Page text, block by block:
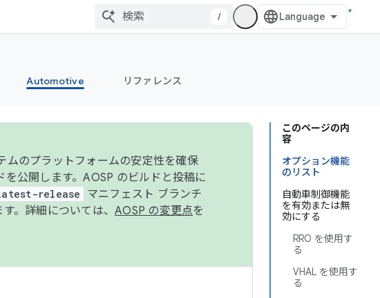
/
Automotive リファレンス
このページの内
容
オプション機能
のリスト
自動車制御機能
を有効または無
効にする
RRO を使用す
る
VHAL を使用す
る
ムのプラットフォームの安定性を確保
公開します。AOSP のビルドと投稿に
release
マニフェスト ブランチ
。詳細については、 AOSP の変更点を